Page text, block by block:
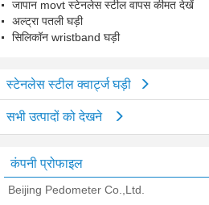
जापान movt स्टेनलेस स्टील वापस कीमत देखें
अल्ट्रा पतली घड़ी
सिलिकॉन wristband घड़ी
स्टेनलेस स्टील क्वार्ट्ज घड़ी
सभी उत्पादों को देखने
कंपनी प्रोफाइल
Beijing Pedometer Co.,Ltd.